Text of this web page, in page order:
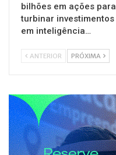
bilhões em ações para
turbinar investimentos
em inteligência…
ANTERIOR PRÓXIMA